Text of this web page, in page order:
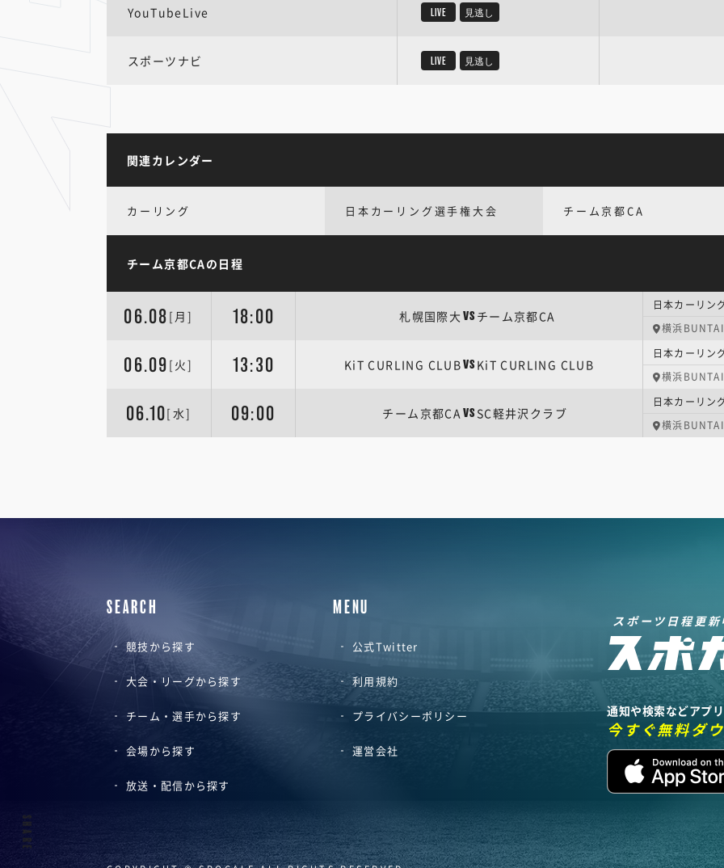
YouTubeLive LIVE 見逃し
スポーツナビ LIVE 見逃し
関連カレンダー
カーリング 日本カーリング選手権大会 チーム京都CA
チーム京都CAの日程
06.08 [月] 18:00 札幌国際大 VS チーム京都CA
日本カーリ
横浜BUNTAI
06.09 [火] 13:30 KiT CURLING CLUBVS KiT CURLING CLUB
日本カーリ
横浜BUNTAI
06.10[水] 09:00 チーム京都CA VS SC軽井沢クラブ
日本カーリ
横浜BUNTAI
SEARCH
競技から探す
大会・リーグから探す
チーム・選手から探す
会場から探す
放送・配信から探す
MENU
公式Twitter
利用規約
プライバシーポリシー
運営会社
スポーツ日程更新
通知や検索などアプ
今すぐ無料ダ
SHARE